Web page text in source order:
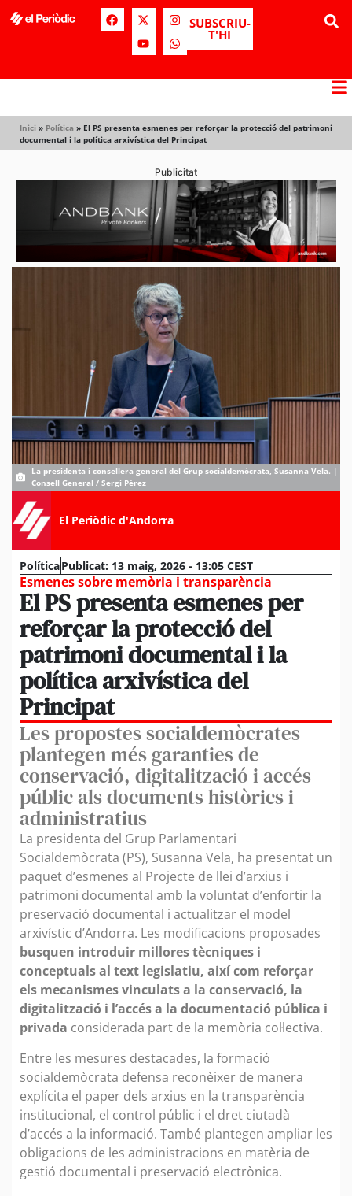
SUBSCRIU-
T'HI
Inici » Política » El PS presenta esmenes per reforçar la protecció del patrimoni
documental i la política arxivística del Principat
Publicitat
La presidenta i consellera general del Grup socialdemòcrata, Susanna Vela. |
Consell General / Sergi Pérez
El Periòdic d'Andorra
PolíticaPublicat: 13 maig, 2026 - 13:05 CEST
Esmenes sobre memòria i transparència
El PS presenta esmenes per
reforçar la protecció del
patrimoni documental i la
política arxivística del
Principat
Les propostes socialdemòcrates
plantegen més garanties de
conservació, digitalització i accés
públic als documents històrics i
administratius
La presidenta del Grup Parlamentari
Socialdemòcrata (PS), Susanna Vela, ha presentat un
paquet d’esmenes al Projecte de llei d’arxius i
patrimoni documental amb la voluntat d’enfortir la
preservació documental i actualitzar el model
arxivístic d’Andorra. Les modificacions proposades
busquen introduir millores tècniques i
conceptuals al text legislatiu, així com reforçar
els mecanismes vinculats a la conservació, la
digitalització i l’accés a la documentació pública i
privada considerada part de la memòria col·lectiva.
Entre les mesures destacades, la formació
socialdemòcrata defensa reconèixer de manera
explícita el paper dels arxius en la transparència
institucional, el control públic i el dret ciutadà
d’accés a la informació. També plantegen ampliar les
obligacions de les administracions en matèria de
gestió documental i preservació electrònica.